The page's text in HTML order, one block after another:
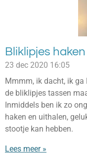
Bliklipjes haken
23 dec 2020 16:05
Mmmm, ik dacht, ik ga
de bliklipjes tassen
Inmiddels ben ik zo
haken en uithalen,
stootje kan hebben.
Lees meer »